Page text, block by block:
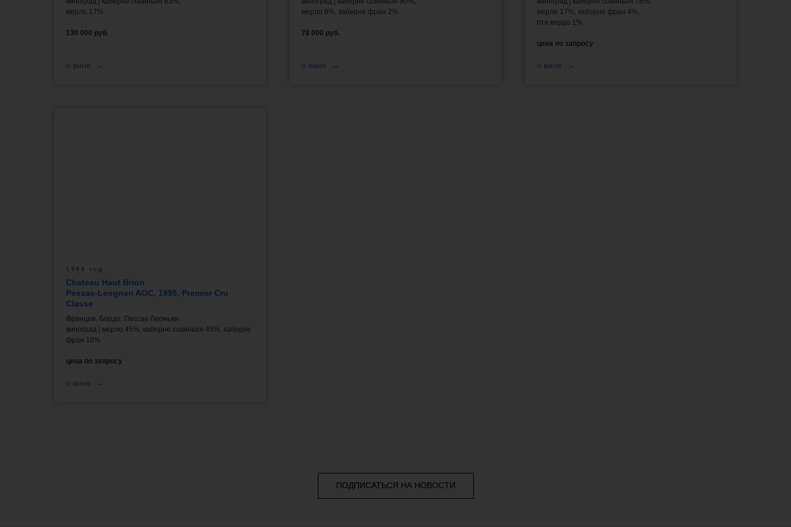
мерло 17%
130 000 руб.
о вине
мерло 8%, каберне фран 2%
78 000 руб.
о вине
мерло 17%, каберне фран 4%,
пти вердо 1%
цена по запросу
о вине
1995 год
Chateau Haut Brion
Pessac-Leognan AOC, 1995, Premier Cru
Classe
Франция, Бордо, Пессак-Леоньян
виноград | мерло 45%, каберне совиньон 45%, каберне
фран 10%
цена по запросу
о вине
ПОДПИСАТЬСЯ НА НОВОСТИ